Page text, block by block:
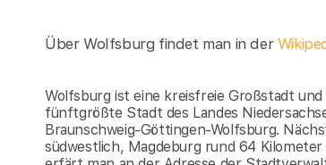
Über Wolfsburg findet man in der
Wolfsburg ist eine kreisfreie Großstadt
fünftgrößte Stadt des Landes
Braunschweig-Göttingen-Wolfsburg.
südwestlich, Magdeburg rund 64